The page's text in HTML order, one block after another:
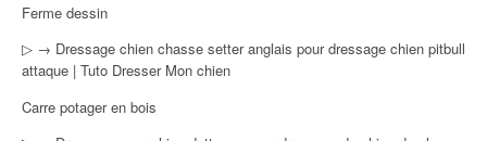
Ferme dessin
▷ → Dressage chien chasse setter anglais pour dressage chien pitbull
attaque | Tuto Dresser Mon chien
Carre potager en bois